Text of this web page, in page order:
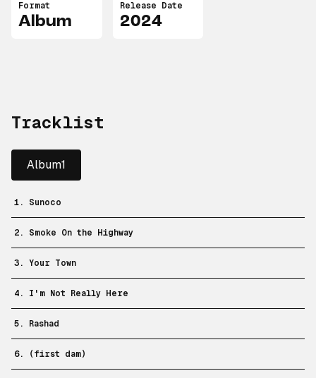
Format
Album
Release Date
2024
Tracklist
Album1
1. Sunoco
2. Smoke On the Highway
3. Your Town
4. I'm Not Really Here
5. Rashad
6. (first dam)